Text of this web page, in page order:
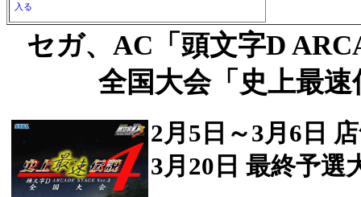
入る
セガ、AC「頭文字D
全国大会「史上最
2月5日～3月6日
3月20日 最終予選